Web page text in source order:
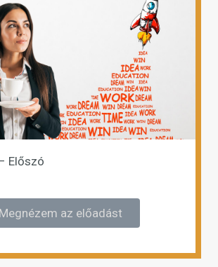
Előszó
Megnézem az előadást